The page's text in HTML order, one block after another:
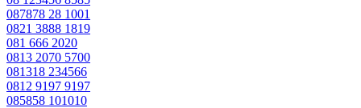
087878 28 1001
0821 3888 1819
081 666 2020
0813 2070 5700
081318 234566
0812 9197 9197
085858 101010